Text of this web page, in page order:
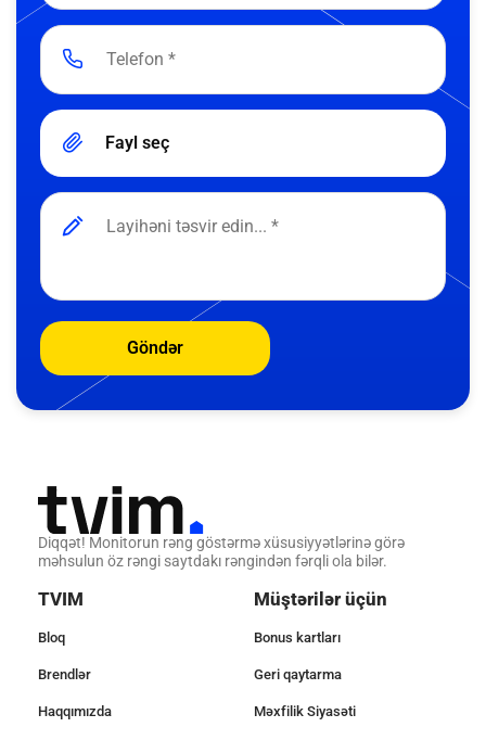
Fayl seç
Göndər
Diqqət! Monitorun rəng göstərmə xüsusiyyətlərinə görə
məhsulun öz rəngi saytdakı rəngindən fərqli ola bilər.
TVIM
Bloq
Brendlər
Haqqımızda
Müştərilər üçün
Bonus kartları
Geri qaytarma
Məxfilik Siyasəti